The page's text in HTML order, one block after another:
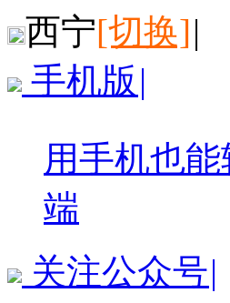
西宁[切换]|
手机版 |
用手机也
端
关注公众号|